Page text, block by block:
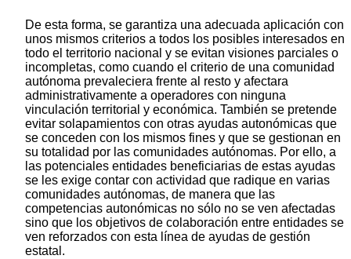
De esta forma, se garantiza una adecuada aplicación con
unos mismos criterios a todos los posibles interesados en
todo el territorio nacional y se evitan visiones parciales o
incompletas, como cuando el criterio de una comunidad
autónoma prevaleciera frente al resto y afectara
administrativamente a operadores con ninguna
vinculación territorial y económica. También se pretende
evitar solapamientos con otras ayudas autonómicas que
se conceden con los mismos fines y que se gestionan en
su totalidad por las comunidades autónomas. Por ello, a
las potenciales entidades beneficiarias de estas ayudas
se les exige contar con actividad que radique en varias
comunidades autónomas, de manera que las
competencias autonómicas no sólo no se ven afectadas
sino que los objetivos de colaboración entre entidades se
ven reforzados con esta línea de ayudas de gestión
estatal.